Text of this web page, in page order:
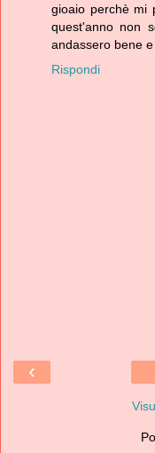
gioaio perchè mi
quest'anno non
andassero bene
Rispondi
‹